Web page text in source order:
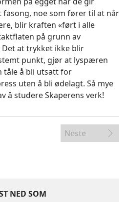
noe som fører til at når
blir kraften «ført i alle
på grunn av
at trykket ikke blir
punkt, gjør at lyspæren
tåle å bli utsatt for
uten å bli ødelagt. Så mye
å studere Skaperens verk!
Neste
NED SOM